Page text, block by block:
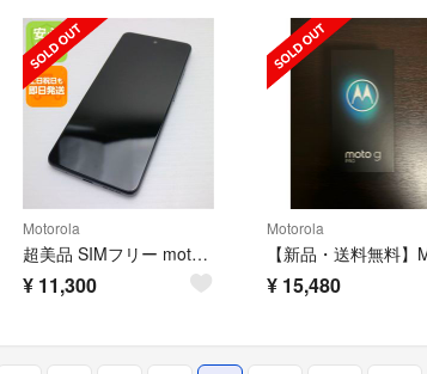
Motorola
超美品 SIMフリー moto g24 マットチャコール スマホ モトローラ 即日発送 土日祝発送OK M777
¥ 11,300
Motorola
¥ 15,480